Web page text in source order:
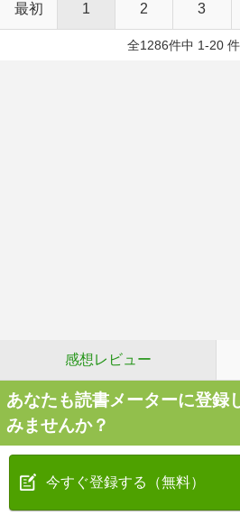
最初 1 2 3
全1286件中 1-20
感想レビュー
あなたも読書メーターに登録
みませんか？
今すぐ登録する（無料）